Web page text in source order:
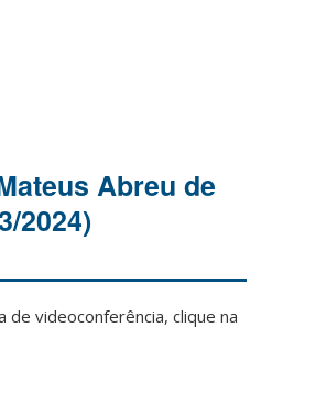
Abreu de
2024)
de videoconferência, clique na